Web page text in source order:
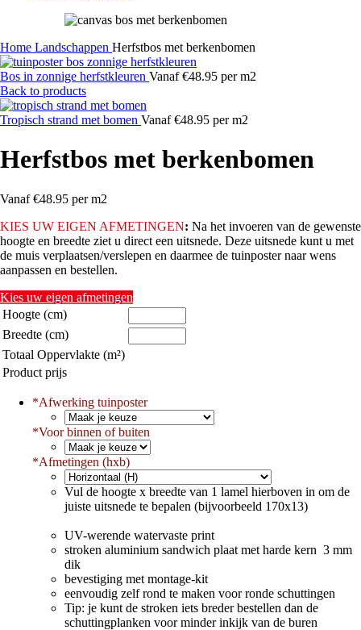
Home Landschappen Herfstbos met berkenbomen
Bos in zonnige herfstkleuren Vanaf €48.95 per m2
Back to products
Tropisch strand met bomen Vanaf €48.95 per m2
Herfstbos met berkenbomen
Vanaf €48.95 per m2
KIES UW EIGEN AFMETINGEN: Na het invoeren van de gewenste
hoogte en breedte ziet u direct een uitsnede. Deze uitsnede kunt u met
de muis verplaatsen/verslepen en daarmee de tuinposter naar wens
aanpassen en bestellen.
Kies uw eigen afmetingen
Hoogte (cm)
Breedte (cm)
Totaal Oppervlakte (m²)
Product prijs
*Afwerking tuinposter
*Voor binnen of buiten
*Afmetingen (hxb)
Vul de hoogte x breedte van 1 lamel hierboven in om de
juiste uitsnede te bepalen (bijvoorbeeld 170x13)
UV-werende watervaste print
stroken aluminium sandwich plaat met harde kern 3 mm
dik
bevestiging met montage-kit
eenvoudig zelf rond te maken voor ronde schuttingen
Tip: je kunt de stroken iets breder bestellen dan de
schuttingplanken voor minder inkijk van de buren